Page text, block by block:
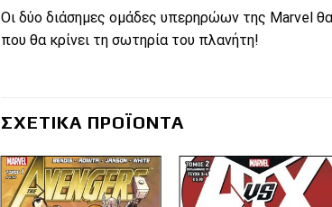
Οι δύο διάσημες ομάδες υπερηρώων της Marvel
που θα κρίνει τη σωτηρία του πλανήτη!
ΣΧΕΤΙΚΆ ΠΡΟΪΌΝΤΑ